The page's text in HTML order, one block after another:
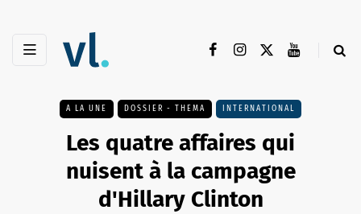
A LA UNE DOSSIER - THEMA INTERNATIONAL
Les quatre affaires qui
nuisent à la campagne
d'Hillary Clinton